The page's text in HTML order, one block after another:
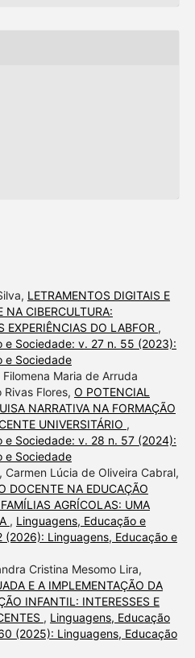
LETRAMENTOS DIGITAIS E
NA CIBERCULTURA:
EXPERIÊNCIAS DO LABFOR ,
e Sociedade: v. 27 n. 55 (2023):
e Sociedade
Maria de Arruda
Flores, O POTENCIAL
NARRATIVA NA FORMAÇÃO
UNIVERSITÁRIO ,
e Sociedade: v. 28 n. 57 (2024):
e Sociedade
Carmen Lúcia de Oliveira Cabral,
DOCENTE NA EDUCAÇÃO
AGRÍCOLAS: UMA
, Linguagens, Educação e
(2026): Linguagens, Educação e
Cristina Mesomo Lira,
E A IMPLEMENTAÇÃO DA
INFANTIL: INTERESSES E
, Linguagens, Educação
(2025): Linguagens, Educação